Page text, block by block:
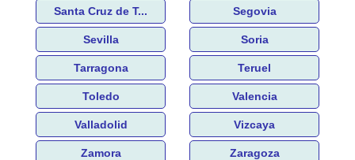
Santa Cruz de T... Segovia
Sevilla Soria
Tarragona Teruel
Toledo Valencia
Valladolid Vizcaya
Zamora Zaragoza